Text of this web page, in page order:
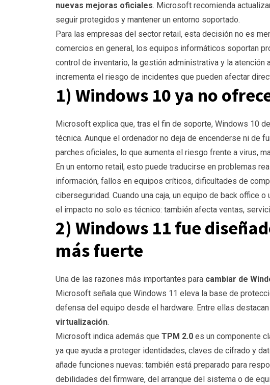
nuevas mejoras oficiales. Microsoft recomienda
seguir protegidos y mantener un entorno soportado.
Para las empresas del sector retail, esta decisión no es
comercios en general, los equipos informáticos soportan
control de inventario, la gestión administrativa y la
incrementa el riesgo de incidentes que pueden afectar
1) Windows 10 ya no
Microsoft explica que, tras el fin de soporte, Windows 10
técnica. Aunque el ordenador no deja de encenderse ni de
parches oficiales, lo que aumenta el riesgo frente a virus,
En un entorno retail, esto puede traducirse en problemas
información, fallos en equipos críticos, dificultades de
ciberseguridad. Cuando una caja, un equipo de back office
el impacto no solo es técnico: también afecta ventas,
2) Windows 11 fue
más fuerte
Una de las razones más importantes para cambiar de
Microsoft señala que Windows 11 eleva la base de
defensa del equipo desde el hardware. Entre ellas destacan
virtualización.
Microsoft indica además que TPM 2.0 es un componente
ya que ayuda a proteger identidades, claves de cifrado y
añade funciones nuevas: también está preparado para
debilidades del firmware, del arranque del sistema o de